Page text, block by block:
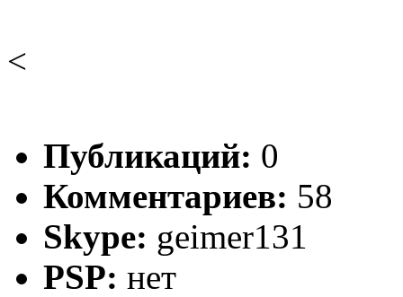
<
Публикаций: 0
Комментариев: 58
Skype: geimer131
PSP: нет